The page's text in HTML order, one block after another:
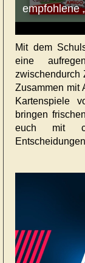
empfohlene
Mit dem
eine
zwischendurch
Zusammen mit
Kartenspiele
bringen
euch mit